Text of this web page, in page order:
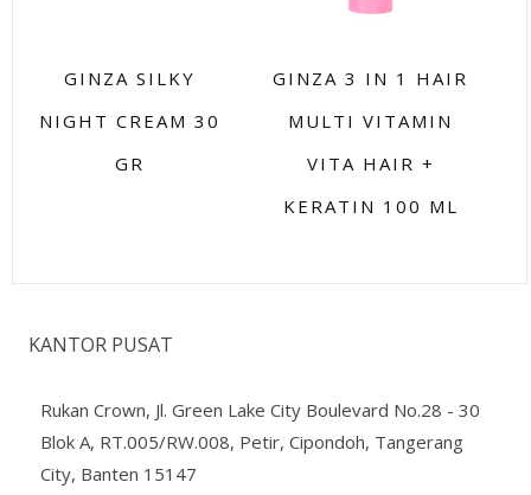
GINZA SILKY
NIGHT CREAM 30
GR
GINZA 3 IN 1 HAIR
MULTI VITAMIN
VITA HAIR +
KERATIN 100 ML
KANTOR PUSAT
Rukan Crown, Jl. Green Lake City Boulevard No.28 - 30
Blok A, RT.005/RW.008, Petir, Cipondoh, Tangerang
City, Banten 15147